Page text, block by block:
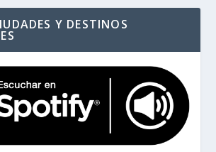
Y DESTINOS